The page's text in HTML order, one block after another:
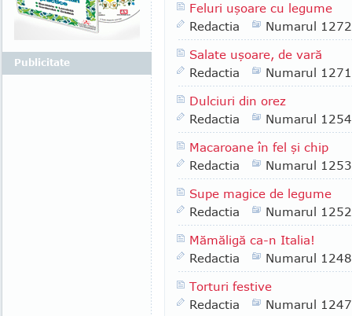
Feluri uşoare cu legume
Redactia
Numarul 1272
Salate uşoare, de vară
Redactia
Numarul 1271
Dulciuri din orez
Redactia
Numarul 1254
Macaroane în fel şi chip
Redactia
Numarul 1253
Supe magice de legume
Redactia
Numarul 1252
Mămăligă ca-n Italia!
Redactia
Numarul 1248
Torturi festive
Redactia
Numarul 1247
Publicitate